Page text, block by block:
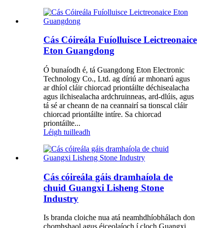
Cás Cóireála Fuíolluisce Leictreonaice
Eton Guangdong
Ó bunaíodh é, tá Guangdong Eton Electronic
Technology Co., Ltd. ag díriú ar mhonarú agus
ar dhíol cláir chiorcad priontáilte déchisealacha
agus ilchisealacha ardchruinneas, ard-dlúis, agus
tá sé ar cheann de na ceannairí sa tionscal cláir
chiorcad priontáilte intíre. Sa chiorcad
priontáilte...
Léigh tuilleadh
Cás cóireála gáis dramhaíola de
chuid Guangxi Lisheng Stone
Industry
Is branda cloiche nua atá neamhdhíobhálach don